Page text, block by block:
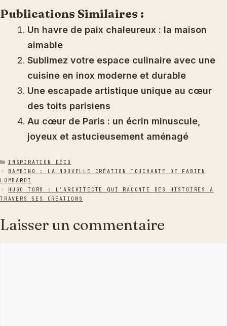
Publications Similaires :
Un havre de paix chaleureux : la maison
aimable
Sublimez votre espace culinaire avec une
cuisine en inox moderne et durable
Une escapade artistique unique au cœur
des toits parisiens
Au cœur de Paris : un écrin minuscule,
joyeux et astucieusement aménagé
CATÉGORIES
INSPIRATION DÉCO
BAMBINO : LA NOUVELLE CRÉATION TOUCHANTE DE FABIEN
LOMBARDI
HUGO TORO : L’ARCHITECTE QUI RACONTE DES HISTOIRES À
TRAVERS SES CRÉATIONS
Laisser un commentaire